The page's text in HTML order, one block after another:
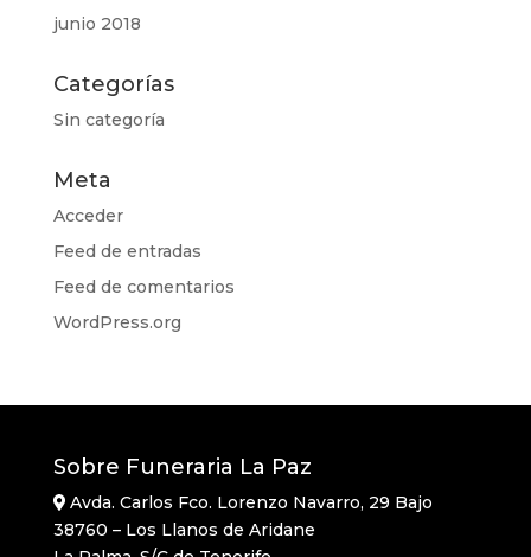
junio 2018
Categorías
Sin categoría
Meta
Acceder
Feed de entradas
Feed de comentarios
WordPress.org
Sobre Funeraria La Paz
Avda. Carlos Fco. Lorenzo Navarro, 29 Bajo
38760 – Los Llanos de Aridane